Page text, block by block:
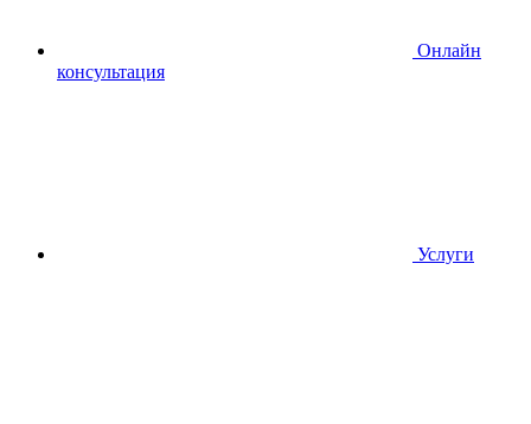
Онлайн
консультация
Услуги